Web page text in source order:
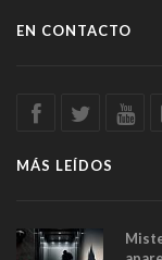
EN CONTACTO
MÁS LEÍDOS